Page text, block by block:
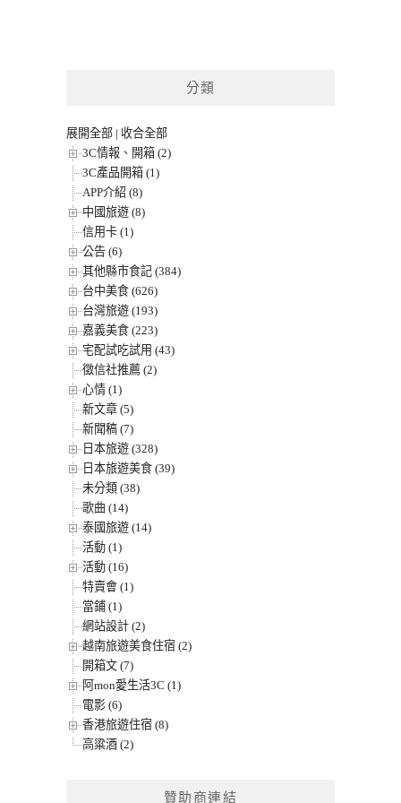
分類
展開全部 | 收合全部
3C情報、開箱 (2)
3C產品開箱 (1)
APP介紹 (8)
中國旅遊 (8)
信用卡 (1)
公告 (6)
其他縣市食記 (384)
台中美食 (626)
台灣旅遊 (193)
嘉義美食 (223)
宅配試吃試用 (43)
徵信社推薦 (2)
心情 (1)
新文章 (5)
新聞稿 (7)
日本旅遊 (328)
日本旅遊美食 (39)
未分類 (38)
歌曲 (14)
泰國旅遊 (14)
活動 (1)
活動 (16)
特賣會 (1)
當鋪 (1)
網站設計 (2)
越南旅遊美食住宿 (2)
開箱文 (7)
阿mon愛生活3C (1)
電影 (6)
香港旅遊住宿 (8)
高粱酒 (2)
贊助商連結